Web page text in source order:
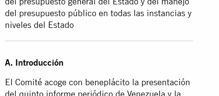
del presupuesto público en todas las instancias y
niveles del Estado
A. Introducción
El Comité acoge con beneplácito la presentación
del quinto informe periódico de Venezuela y la